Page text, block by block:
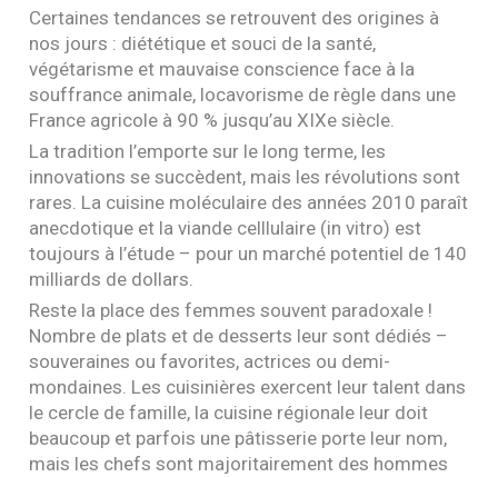
Certaines tendances se retrouvent des origines à
nos jours : diététique et souci de la santé,
végétarisme et mauvaise conscience face à la
souffrance animale, locavorisme de règle dans une
France agricole à 90 % jusqu’auXIXe siècle.
La tradition l’emporte sur le long terme, les
innovations se succèdent, mais les révolutions sont
rares. La cuisine moléculaire des années 2010 paraît
anecdotique et la viande celllulaire (in vitro) est
toujours à l’étude – pour un marché potentiel de 140
milliards de dollars.
Reste la place des femmes souvent paradoxale !
Nombre de plats et de desserts leur sont dédiés –
souveraines ou favorites, actrices ou demi-
mondaines. Les cuisinières exercent leur talent dans
le cercle de famille, la cuisine régionale leur doit
beaucoup et parfois une pâtisserie porte leur nom,
mais les chefs sont majoritairement des hommes